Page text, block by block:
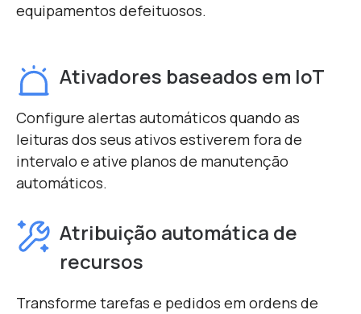
equipamentos defeituosos.
Ativadores baseados em IoT
Configure alertas automáticos quando as
leituras dos seus ativos estiverem fora de
intervalo e ative planos de manutenção
automáticos.
Atribuição automática de
recursos
Transforme tarefas e pedidos em ordens de